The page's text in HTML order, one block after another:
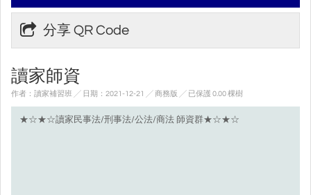
分享 QR Code
讀家師資
作者：讀家補習班 ╱ 日期：2021-12-21 ╱ 商務版 ╱ 已保護 0.00 棵樹
★☆★☆讀家民事法/刑事法/公法/商法 師資群★☆★☆